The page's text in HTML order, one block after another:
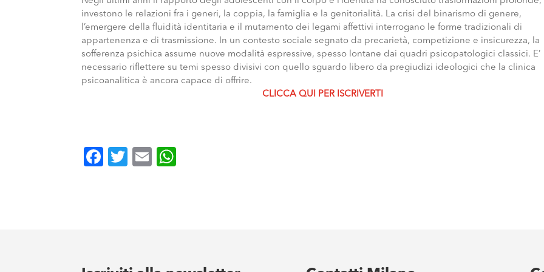
investono le relazioni fra i generi, la coppia, la famiglia e la genitorialità. La crisi del binarismo di genere,
l’emergere della fluidità identitaria e il mutamento dei legami affettivi interrogano le forme tradizionali di
appartenenza e di trasmissione. In un contesto sociale segnato da precarietà, competizione e insicurezza, la
sofferenza psichica assume nuove modalità espressive, spesso lontane dai quadri psicopatologici classici. E’
necessario riflettere su temi spesso divisivi con quello sguardo libero da pregiudizi ideologici che la clinica
psicoanalitica è ancora capace di offrire.
CLICCA QUI PER ISCRIVERTI
Facebook
Twitter
Email